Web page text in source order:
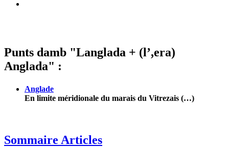
Punts damb "Langlada + (l’,era)
Anglada" :
Anglade
En limite méridionale du marais du Vitrezais (…)
Sommaire Articles